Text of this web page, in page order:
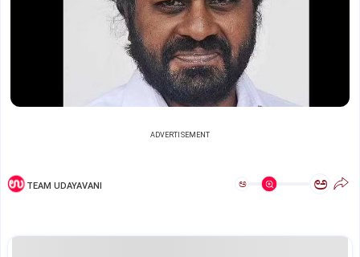
ADVERTISEMENT
TEAM UDAYAVANI ಅ ಅ